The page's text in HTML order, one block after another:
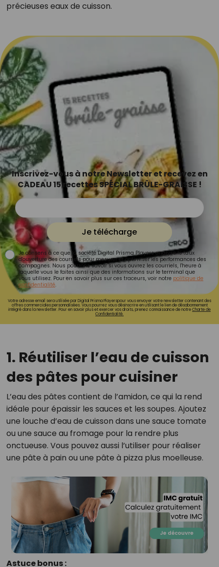
précieuses eaux de cuisson.
Inscrivez-vous à notre Newsletter et recevez en
CADEAU 15 recettes SPÉCIAL BRÛLE-GRAISSE !
Je télécharge
Je consens à ce que la société Digital Prisma Players analyse le taux
d'ouverture des courriels pour mesurer et optimiser les performances des
campagnes. Nous pourrons savoir si vous ouvrez les courriels, l'heure à
laquelle vous le faites ainsi que des informations sur le terminal que
vous utilisez. Pour en savoir plus sur ces traceurs, voir notre politique de
confidentialité.
Votre adresse email sera utilisée par Digital Prisma Playerspour vous envoyer votre newsletter contenant des
offres commerciales personnalisées. Vous pourrez vous désinscrire en utilisant le lien de désabonnement
intégré dans la newsletter. Pour en savoir plus et exercer vos droits, prenez connaissance de notreCharte de
Confidentialité.
1. Réutiliser l’eau de cuisson
des pâtes pour cuisiner
L’eau des pâtes contient de l’amidon, ce qui la rend
idéale pour épaissir les sauces et les soupes. Ajoutez
une louche d’eau de cuisson dans une sauce tomate
ou une sauce au fromage pour la rendre plus
onctueuse. Vous pouvez aussi l’utiliser pour réaliser
une pâte à pain ou une pâte à pizza plus moelleuse.
Astuce bonus :